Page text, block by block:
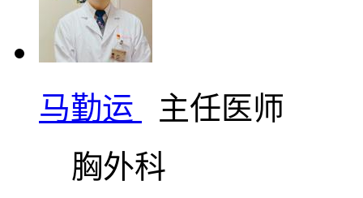
马勤运
主任医师
胸外科